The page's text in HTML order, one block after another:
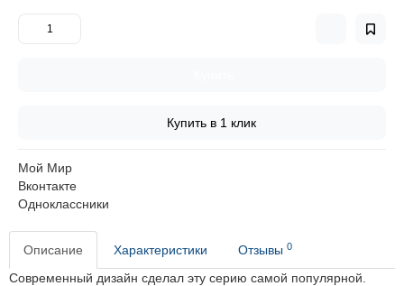
Купить в 1 клик
Мой Мир
Вконтакте
Одноклассники
Описание Характеристики Отзывы 0
Современный дизайн сделал эту серию самой популярной.